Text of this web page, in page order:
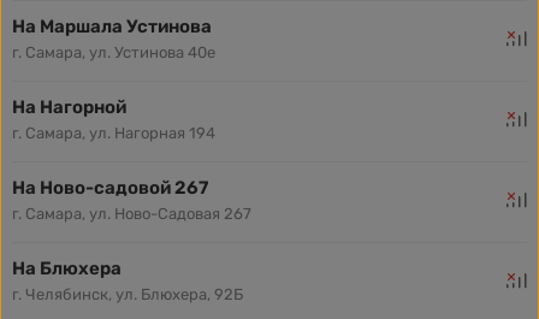
На Маршала Устинова
г. Самара, ул. Устинова 40е
На Нагорной
г. Самара, ул. Нагорная 194
На Ново-садовой 267
г. Самара, ул. Ново-Садовая 267
На Блюхера
г. Челябинск, ул. Блюхера, 92Б